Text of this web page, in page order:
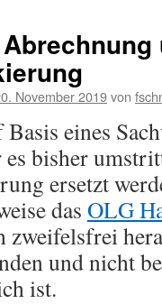
November 2019von
eines
bisher
ersetzt
das OLG
zweifelsfrei
und nicht
ist.